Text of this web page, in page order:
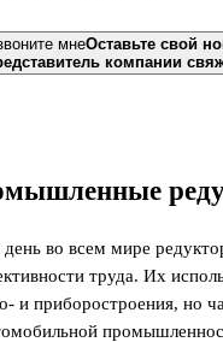
мнеОставьте свой
компании
во всем мире
труда. Их
и приборостроения, но